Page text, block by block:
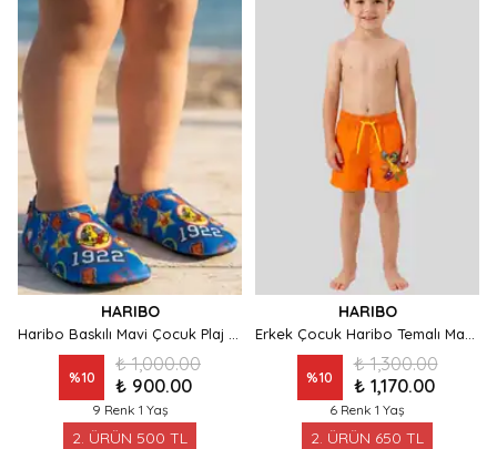
HARIBO
%10
₺ 1,000.00
₺ 900.00
9 Renk 1 Yaş
2. ÜRÜN 500 TL
HARIBO
%10
₺ 1,300.00
₺ 1,170.00
6 Renk 1 Yaş
2. ÜRÜN 650 TL